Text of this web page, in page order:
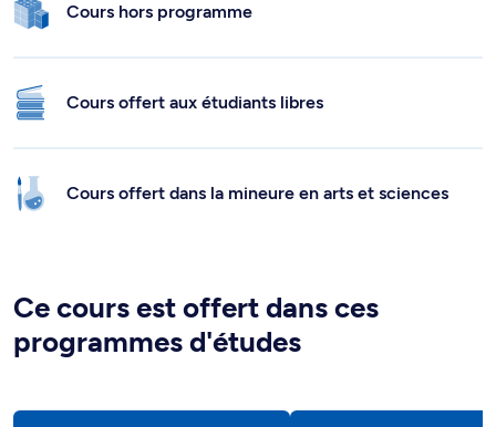
Cours hors programme
Cours offert aux étudiants libres
Cours offert dans la mineure en arts et sciences
Ce cours est offert dans ces
programmes d'études